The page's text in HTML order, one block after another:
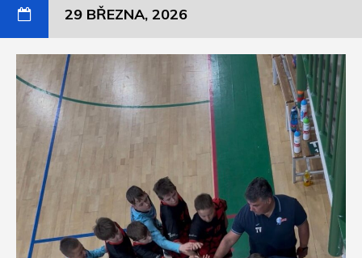
29 BŘEZNA, 2026